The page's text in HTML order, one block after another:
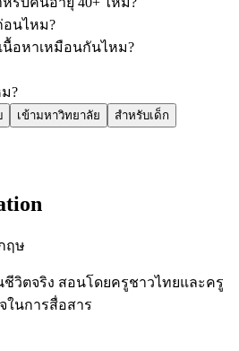
นไหม?
เนื้อหาเหมือนกันไหม?
?
เข้ามหาวิทยาลัย สำหรับเด็ก
ฤษ
วิตจริง สอนโดยครูชาวไทยและครู
ในการสื่อสาร